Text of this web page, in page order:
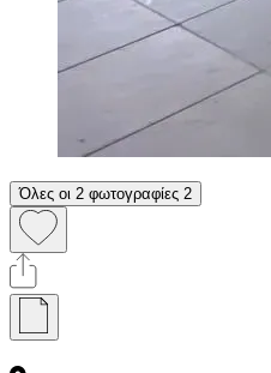
Όλες οι 2 φωτογραφίες 2